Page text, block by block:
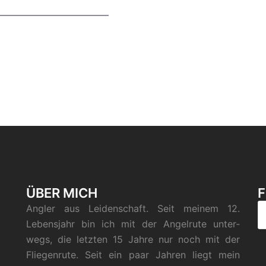
ÜBER MICH
Ang­ler aus Lei­den­schaft. Seit mei­nem 12.
Lebens­jahr bin ich mit der Angel­ru­te unter­
wegs, die letz­ten 15 Jah­re nur noch mit der
Flie­gen­ru­te. Seit ein paar Jah­ren liegt mein